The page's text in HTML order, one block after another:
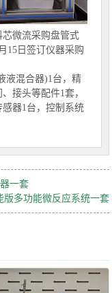
微流采购盘管式
15日签订仪器采购
混合器)1台，精
接头等配件1套，
器1台，控制系统
一套
版多功能微反应系统一套